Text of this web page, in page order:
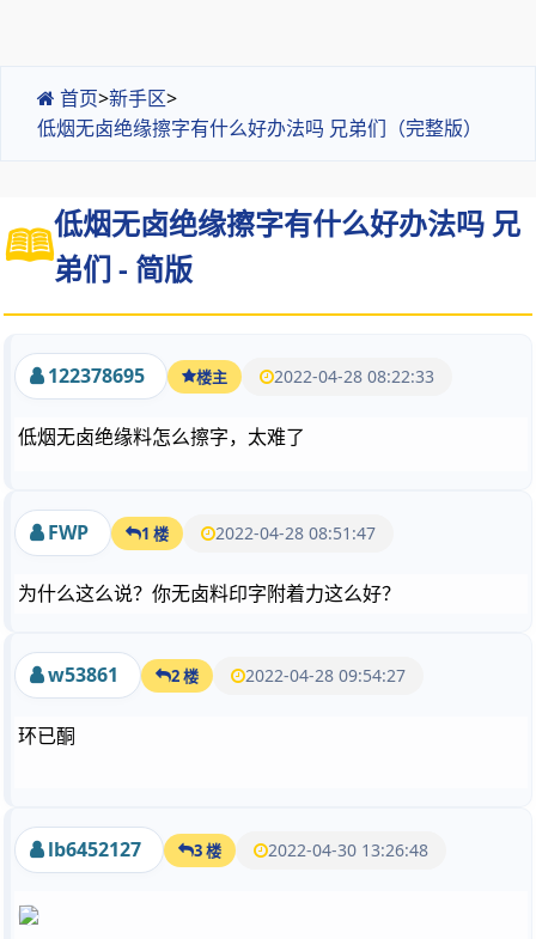
首页>新手区>
低烟无卤绝缘擦字有什么好办法吗 兄弟们（完整版）
低烟无卤绝缘擦字有什么好办法吗 兄
弟们 - 简版
122378695 楼主 2022-04-28 08:22:33
低烟无卤绝缘料怎么擦字，太难了
FWP 1 楼 2022-04-28 08:51:47
为什么这么说？你无卤料印字附着力这么好？
w53861 2 楼 2022-04-28 09:54:27
环已酮
lb6452127 3 楼 2022-04-30 13:26:48